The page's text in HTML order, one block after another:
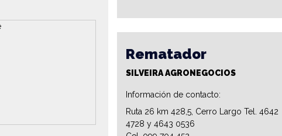
Rematador
SILVEIRA AGRONEGOCIOS
Información de contacto:
Ruta 26 km 428,5, Cerro Largo Tel. 4642
4728 y 4643 0536